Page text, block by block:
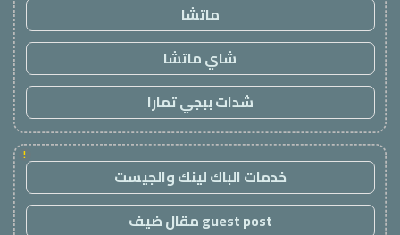
ماتشا
شاي ماتشا
شدات ببجي تمارا
!
خدمات الباك لينك والجيست
guest post مقال ضيف